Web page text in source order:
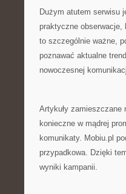
Dużym atutem serwisu
praktyczne obserwacje,
to szczególnie ważne,
poznawać aktualne
nowoczesnej
Artykuły
konieczne w mądrej
komunikaty. Mobiu.pl
przypadkowa. Dzięki
wyniki kampanii.